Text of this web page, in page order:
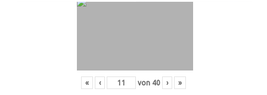
« ‹ von 40 › »